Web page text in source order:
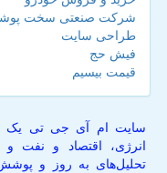
شرکت صنعتی سخت
طراحی سایت
فیش حج
قیمت بیسیم
سایت ام آی جی تی یک
انرژی، اقتصاد و نفت و
تحلیل‌های به روز و